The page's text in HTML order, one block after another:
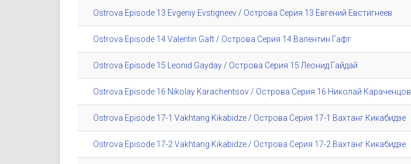
Ostrova Episode 13 Evgeniy Evstigneev / Острова Серия 13 Евгений Евстигнеев
Ostrova Episode 14 Valentin Gaft / Острова Серия 14 Валентин Гафт
Ostrova Episode 15 Leonid Gayday / Острова Серия 15 Леонид Гайдай
Ostrova Episode 16 Nikolay Karachentsov / Острова Серия 16 Николай Караченцов
Ostrova Episode 17-1 Vakhtang Kikabidze / Острова Серия 17-1 Вахтанг Кикабидзе
Ostrova Episode 17-2 Vakhtang Kikabidze / Острова Серия 17-2 Вахтанг Кикабидзе